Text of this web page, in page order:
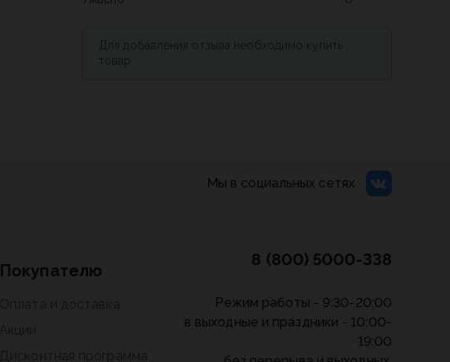
Для добавления отзыва необходимо купить
товар
Мы в социальных сетях
Покупателю
8 (800) 5000-338
Режим работы - 9:30-20:00
в выходные и праздники - 10:00-
19:00